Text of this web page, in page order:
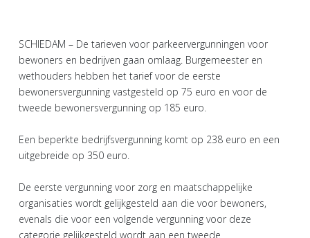
SCHIEDAM – De tarieven voor parkeervergunningen voor
bewoners en bedrijven gaan omlaag. Burgemeester en
wethouders hebben het tarief voor de eerste
bewonersvergunning vastgesteld op 75 euro en voor de
tweede bewonersvergunning op 185 euro.
Een beperkte bedrijfsvergunning komt op 238 euro en een
uitgebreide op 350 euro.
De eerste vergunning voor zorg en maatschappelijke
organisaties wordt gelijkgesteld aan die voor bewoners,
evenals die voor een volgende vergunning voor deze
categorie gelijkgesteld wordt aan een tweede